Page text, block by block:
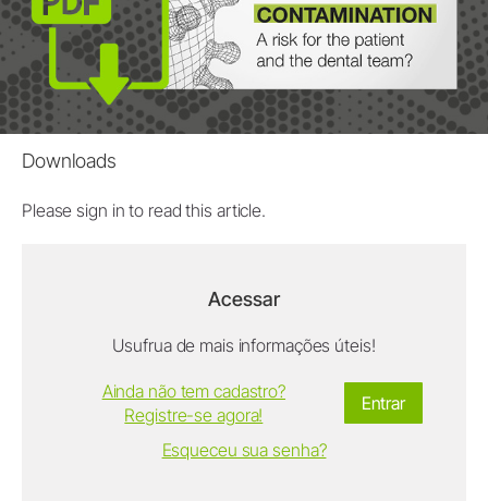
Downloads
Please sign in to read this article.
Acessar
Usufrua de mais informações úteis!
Entrar
Ainda não tem cadastro?
Registre-se agora!
Esqueceu sua senha?